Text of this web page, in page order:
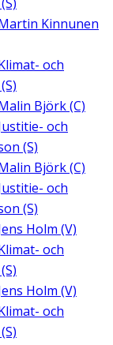
Kinnunen
och
Björk (C)
och
(S)
Björk (C)
och
(S)
Holm (V)
och
Holm (V)
och